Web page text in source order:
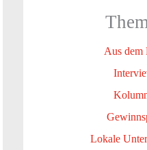
Aus dem
Lokale